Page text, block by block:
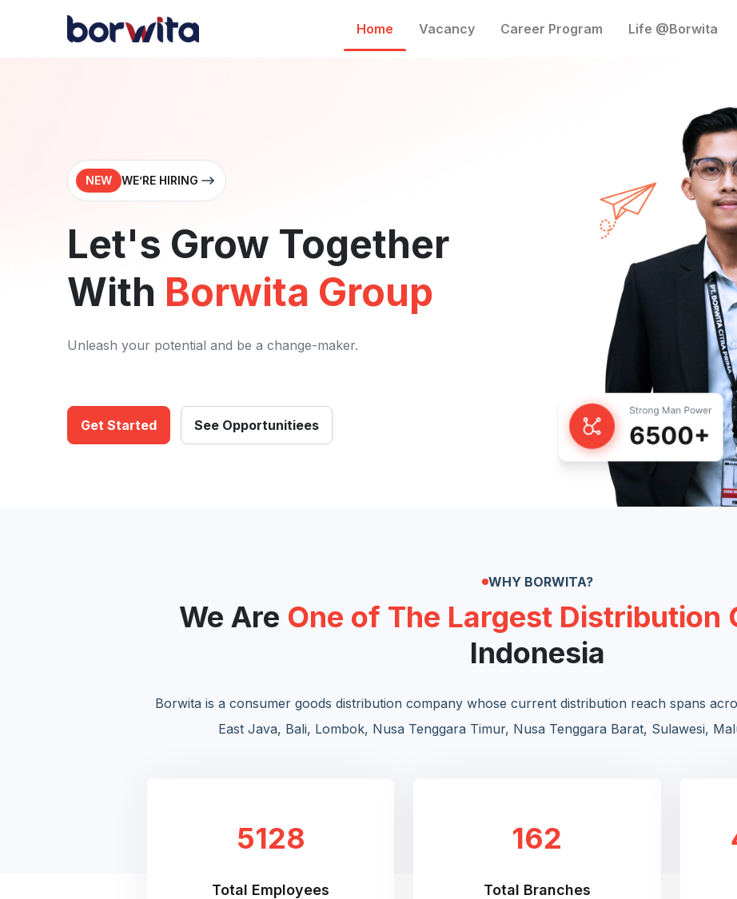
Home Vacancy Career Program Life @Borwita
NEW WE’RE HIRING
Let's Grow Together
With Borwita Group
Unleash your potential and be a change-maker.
Get Started See Opportunitiees
WHY BORWITA?
We Are One of The Largest Distribution
Indonesia
Borwita is a consumer goods distribution company whose current distribution reach spans
East Java, Bali, Lombok, Nusa Tenggara Timur, Nusa Tenggara Barat, Sulawesi,
5128
Total Employees
162
Total Branches